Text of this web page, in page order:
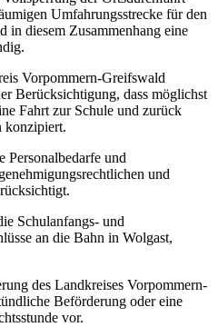
Umfahrungsstrecke für den
in diesem Zusammenhang eine
Vorpommern-Greifswald
Berücksichtigung, dass möglichst
Fahrt zur Schule und zurück
konzipiert.
Personalbedarfe und
und
Schulanfangs- und
an die Bahn in Wolgast,
des Landkreises Vorpommern-
Beförderung oder eine
vor.